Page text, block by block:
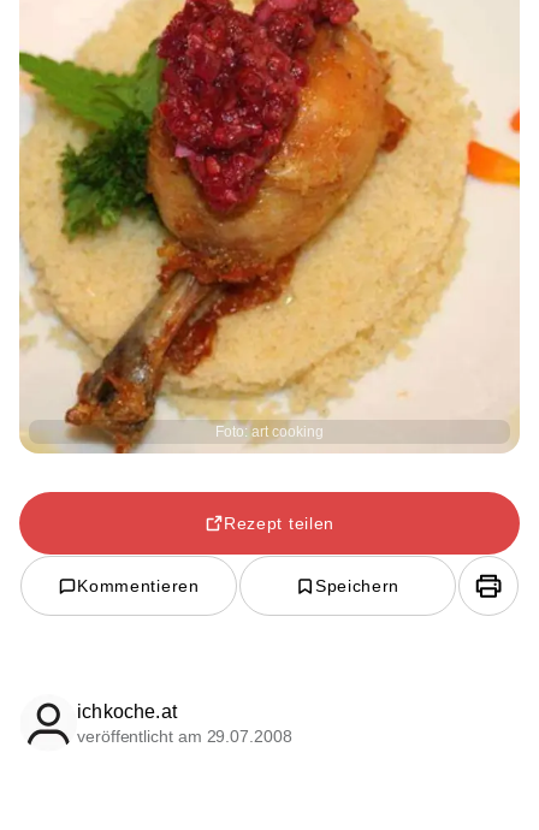
Foto: art cooking
Rezept teilen
Kommentieren Speichern
ichkoche.at
veröffentlicht am 29.07.2008